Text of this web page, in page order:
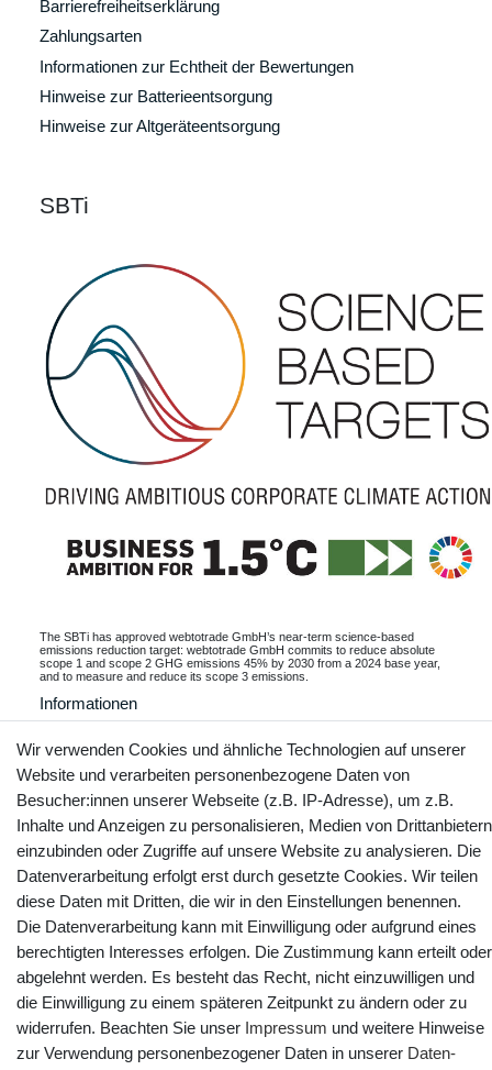
Barrierefreiheitserklärung
Zahlungsarten
Informationen zur Echtheit der Bewertungen
Hinweise zur Batterieentsorgung
Hinweise zur Altgeräteentsorgung
SBTi
The SBTi has approved webtotrade GmbH’s near-term science-based
emissions reduction target: webtotrade GmbH commits to reduce absolute
scope 1 and scope 2 GHG emissions 45% by 2030 from a 2024 base year,
and to measure and reduce its scope 3 emissions.
Informationen
Vertrag widerrufen Kontakt
YouTube Facebook Instagram
Wir verwenden Cookies und ähnliche Technologien auf unserer
Website und verarbeiten personenbezogene Daten von
Besucher:innen unserer Webseite (z.B. IP-Adresse), um z.B.
Inhalte und Anzeigen zu personalisieren, Medien von Drittanbietern
einzubinden oder Zugriffe auf unsere Website zu analysieren. Die
Datenverarbeitung erfolgt erst durch gesetzte Cookies. Wir teilen
diese Daten mit Dritten, die wir in den Einstellungen benennen.
Die Datenverarbeitung kann mit Einwilligung oder aufgrund eines
berechtigten Interesses erfolgen. Die Zustimmung kann erteilt oder
abgelehnt werden. Es besteht das Recht, nicht einzuwilligen und
die Einwilligung zu einem späteren Zeitpunkt zu ändern oder zu
widerrufen. Beachten Sie unser Impressum und weitere Hinweise
zur Verwendung personenbezogener Daten in unserer Daten­